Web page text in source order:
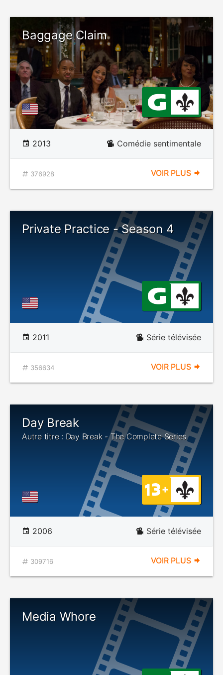
Baggage Claim
2013 Comédie sentimentale
376928 VOIR PLUS
Private Practice - Season 4
2011 Série télévisée
356634 VOIR PLUS
Day Break
Autre titre : Day Break - The Complete Series
2006 Série télévisée
309716 VOIR PLUS
Media Whore